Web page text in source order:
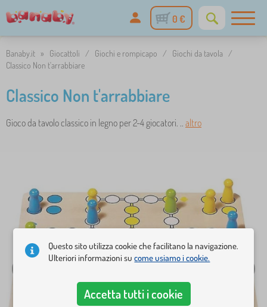
0 €
Banaby.it » Giocattoli / Giochi e rompicapo / Giochi da tavola
/
Classico Non t'arrabbiare
Classico Non t'arrabbiare
Gioco da tavolo classico in legno per 2-4 giocatori. .. altro
Questo sito utilizza cookie che facilitano la navigazione.
Ulteriori informazioni sucome usiamo i cookie.
Accetta tutti i cookie